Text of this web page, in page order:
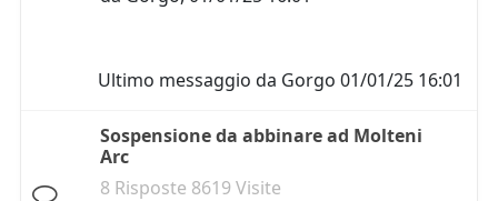
Ultimo messaggio da Gorgo 01/01/25 16:01
Sospensione da abbinare ad Molteni
Arc
8 Risposte 8619 Visite